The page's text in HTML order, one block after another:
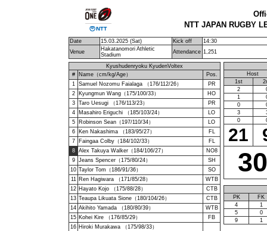
NTT JAPAN RUGBY
Date 15.03.2025 (Sat) Kick off
14:30
Venue
Hakatanomori Athletic
Stadium
Attendance 1,251
Kyushudenryoku KyudenVoltex
#
Name（cm/kg/Age）
Pos.
1
Samuel Nozomu Faialaga （176/112/26）
PR
2
Kyungmun Wang（175/100/33）
HO
3
Taro Uesugi （176/113/23）
PR
4
Masahiro Eriguchi （185/103/24）
LO
5
Robinson Sean（197/110/34）
LO
6
Ken Nakashima （183/95/27）
FL
7
Faingaa Colby（184/102/33）
FL
8
Alex Takuya Walker（184/106/27）
NO8
9
Jeans Spencer（175/80/24）
SH
10 Taylor Tom（186/91/36）
SO
11 Ren Hagiwara （171/85/28）
WTB
12 Hayato Kojo （175/88/28）
CTB
13 Teaupa Likuata Sione（180/104/26）
CTB
14 Akihito Yamada （180/80/39）
WTB
15 Kohei Kire （176/85/29）
FB
16 Hiroki Murakawa （175/98/33）
Host
1st
2
1
0
3
0
21
30
PK
FK
4
1
5
0
9
1